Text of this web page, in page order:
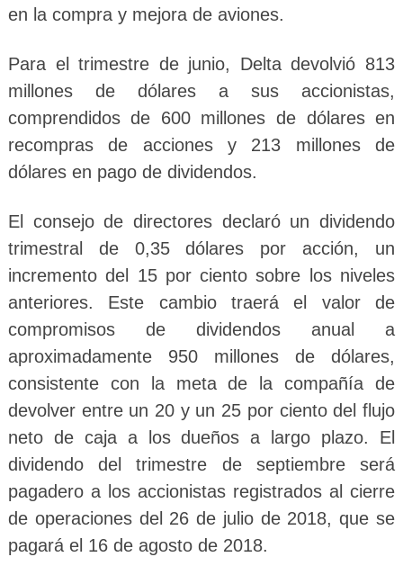
en la compra y mejora de aviones.
Para el trimestre de junio, Delta devolvió 813
millones de dólares a sus accionistas,
comprendidos de 600 millones de dólares en
recompras de acciones y 213 millones de
dólares en pago de dividendos.
El consejo de directores declaró un dividendo
trimestral de 0,35 dólares por acción, un
incremento del 15 por ciento sobre los niveles
anteriores. Este cambio traerá el valor de
compromisos de dividendos anual a
aproximadamente 950 millones de dólares,
consistente con la meta de la compañía de
devolver entre un 20 y un 25 por ciento del flujo
neto de caja a los dueños a largo plazo. El
dividendo del trimestre de septiembre será
pagadero a los accionistas registrados al cierre
de operaciones del 26 de julio de 2018, que se
pagará el 16 de agosto de 2018.